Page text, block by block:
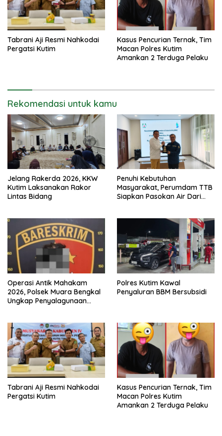
Tabrani Aji Resmi Nahkodai
Pergatsi Kutim
Kasus Pencurian Ternak, Tim
Macan Polres Kutim
Amankan 2 Terduga Pelaku
Rekomendasi untuk kamu
Jelang Rakerda 2026, KKW
Kutim Laksanakan Rakor
Lintas Bidang
Penuhi Kebutuhan
Masyarakat, Perumdam TTB
Siapkan Pasokan Air Dari
Operasi Antik Mahakam
2026, Polsek Muara Bengkal
Ungkap Penyalagunaan
Polres Kutim Kawal
Penyaluran BBM Bersubsidi
Tabrani Aji Resmi Nahkodai
Pergatsi Kutim
Kasus Pencurian Ternak, Tim
Macan Polres Kutim
Amankan 2 Terduga Pelaku